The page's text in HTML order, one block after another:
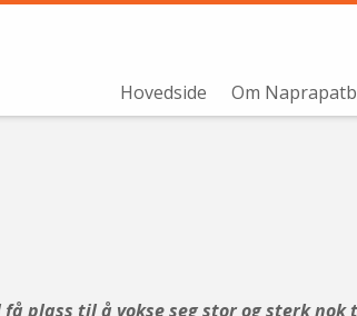
Hovedside Om
plass til å vokse seg stor og sterk nok